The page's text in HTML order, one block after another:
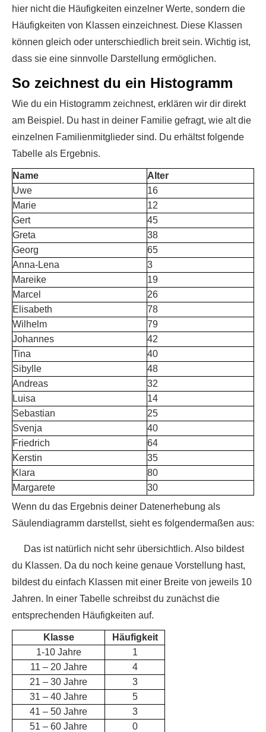
hier nicht die Häufigkeiten einzelner Werte, sondern die
Häufigkeiten von Klassen einzeichnest. Diese Klassen
können gleich oder unterschiedlich breit sein. Wichtig ist,
dass sie eine sinnvolle Darstellung ermöglichen.
So zeichnest du ein Histogramm
Wie du ein Histogramm zeichnest, erklären wir dir direkt
am Beispiel. Du hast in deiner Familie gefragt, wie alt die
einzelnen Familienmitglieder sind. Du erhältst folgende
Tabelle als Ergebnis.
Name
Alter
Uwe
16
Marie
12
Gert
45
Greta
38
Georg
65
Anna-Lena
3
Mareike
19
Marcel
26
Elisabeth
78
Wilhelm
79
Johannes
42
Tina
40
Sibylle
48
Andreas
32
Luisa
14
Sebastian
25
Svenja
40
Friedrich
64
Kerstin
35
Klara
80
Margarete
30
Wenn du das Ergebnis deiner Datenerhebung als
Säulendiagramm darstellst, sieht es folgendermaßen aus:
Das ist natürlich nicht sehr übersichtlich. Also bildest
du Klassen. Da du noch keine genaue Vorstellung hast,
bildest du einfach Klassen mit einer Breite von jeweils 10
Jahren. In einer Tabelle schreibst du zunächst die
entsprechenden Häufigkeiten auf.
Klasse
Häufigkeit
1-10 Jahre
1
11 – 20 Jahre
4
21 – 30 Jahre
3
31 – 40 Jahre
5
41 – 50 Jahre
3
51 – 60 Jahre
0